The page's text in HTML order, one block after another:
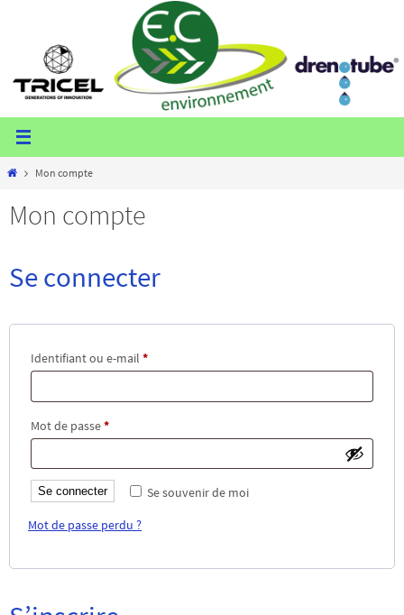
contenu
HomeMon compte
Mon compte
Se connecter
Identifiant ou e-mail *Obligatoire
Mot de passe*Obligatoire
Se souvenir de moi
Se connecter
Mot de passe perdu ?